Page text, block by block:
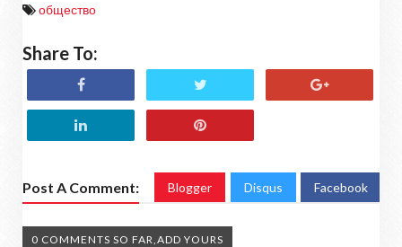
общество
Share To:
Post A Comment: Blogger Disqus Facebook
0 COMMENTS SO FAR,ADD YOURS